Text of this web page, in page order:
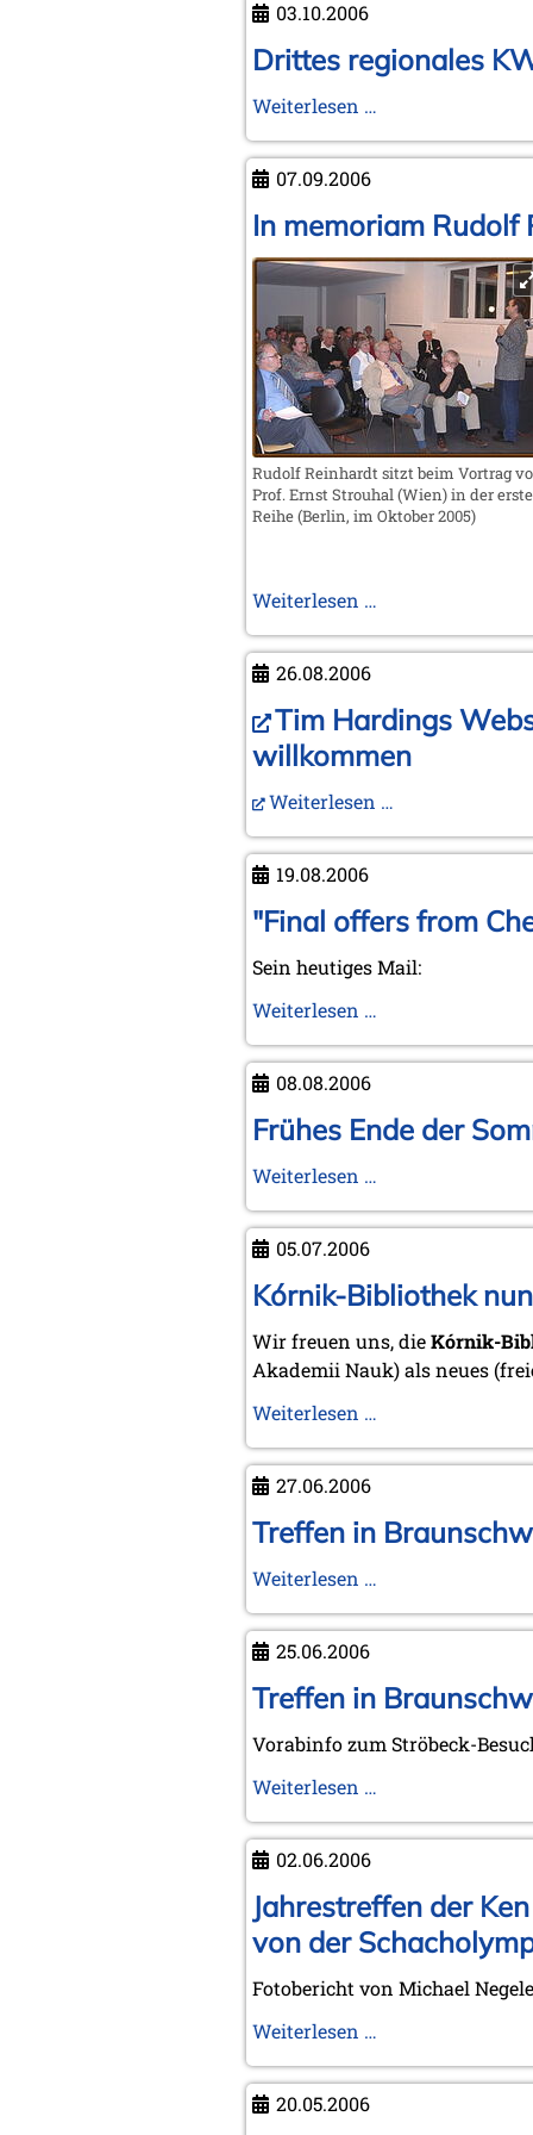
03.10.2006
Drittes regionales
Weiterlesen …
KWA-
im
Valencia
07.09.2006
In memoriam Rudolf
Rudolf Reinhardt sitzt beim Vortrag
Prof. Ernst Strouhal (Wien) in der
Reihe (Berlin, im Oktober 2005)
Weiterlesen …
Rudolf
26.08.2006
Tim Hardings
willkommen
Weiterlesen …
19.08.2006
"Final offers from
Sein heutiges Mail:
Weiterlesen …
from
Mail
Tim
08.08.2006
Frühes Ende der
Weiterlesen …
der
-
auf
einen
05.07.2006
Kórnik-Bibliothek
Wir freuen uns, dieKórnik-
Akademii Nauk) als neues
Weiterlesen …
nun
Mitglied
Kurznotiz
27.06.2006
Treffen in
Weiterlesen …
Braunschweig
Exkursion
Schachdorf
Fotobericht
25.06.2006
Treffen in
Vorabinfo zum Ströbeck-
Weiterlesen …
Braunschweig
Exkursion
zum
Schachdorf
Ströbeck
02.06.2006
Jahrestreffen der
von der
Fotobericht von Michael Negele
Weiterlesen …
Ken
20.05.2006